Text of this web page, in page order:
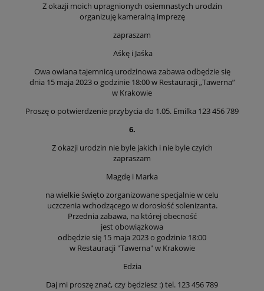
Z okazji moich upragnionych osiemnastych urodzin
organizuję kameralną imprezę
zapraszam
Aśkę i Jaśka
Owa owiana tajemnicą urodzinowa zabawa odbędzie się
dnia 15 maja 2023 o godzinie 18:00 w Restauracji „Tawerna”
w Krakowie
Proszę o potwierdzenie przybycia do 1.05. Emilka 123 456 789
6.
Z okazji urodzin nie byle jakich i nie byle czyich
zapraszam
Magdę i Marka
na wielkie święto zorganizowane specjalnie w celu
uczczenia wchodzącego w dorosłość solenizanta.
Przednia zabawa, na której obecność
jest obowiązkowa
odbędzie się 15 maja 2023 o godzinie 18:00
w Restauracji "Tawerna" w Krakowie
Edzia
Daj mi proszę znać, czy będziesz :) tel. 123 456 789